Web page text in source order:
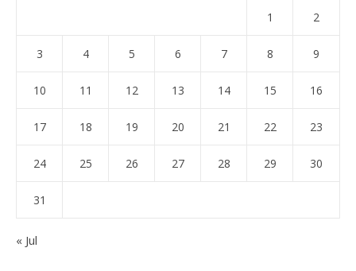
1 2
3 4 5 6 7 8 9
10 11 12 13 14 15 16
17 18 19 20 21 22 23
24 25 26 27 28 29 30
31
« Jul